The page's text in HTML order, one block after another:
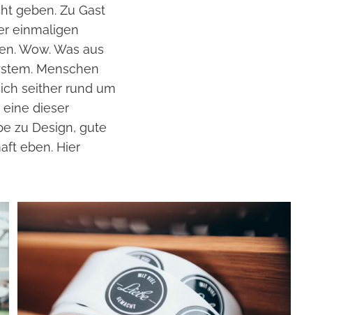
geben. Zu Gast
einmaligen
Wow. Was aus
Menschen
seither rund um
dieser
zu Design, gute
eben. Hier